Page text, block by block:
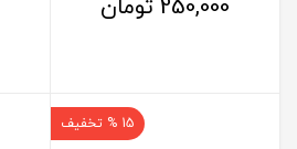
250,000 تومان
15 % تخفیف